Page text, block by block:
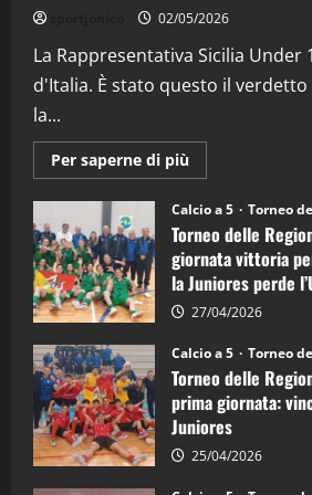
“SportEmpire” in
08/04/2026
02/05/2026
La Rappresentativa Sicilia Under
d'Italia. È stato questo il
la...
Per saperne di più
informazioni
Torneo
delle
Regioni
di
calcio
a
5:
la
Juniores
è
vicecampione
d’Italia
Calcio a 5 Torneo
Torneo delle
giornata vittoria
la Juniores perde
27/04/2026
Calcio a 5 Torneo
Torneo delle
prima giornata:
Juniores
25/04/2026